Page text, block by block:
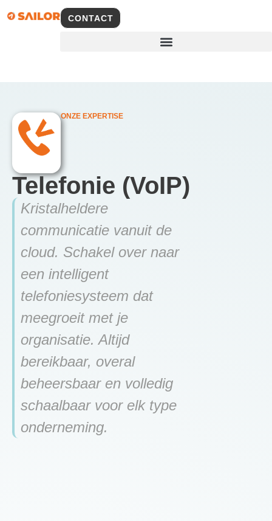
CONTACT
ONZE EXPERTISE
Telefonie (VoIP)
Kristalheldere
communicatie vanuit de
cloud. Schakel over naar
een intelligent
telefoniesysteem dat
meegroeit met je
organisatie. Altijd
bereikbaar, overal
beheersbaar en volledig
schaalbaar voor elk type
onderneming.